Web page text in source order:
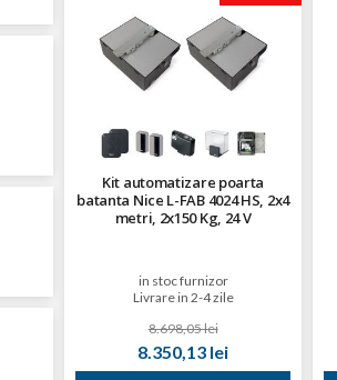
Kit automatizare poarta
batanta Nice L-FAB 4024 HS, 2x4
metri, 2x150 Kg, 24 V
in stoc furnizor
Livrare in 2-4 zile
8.698,05 lei
8.350,13 lei